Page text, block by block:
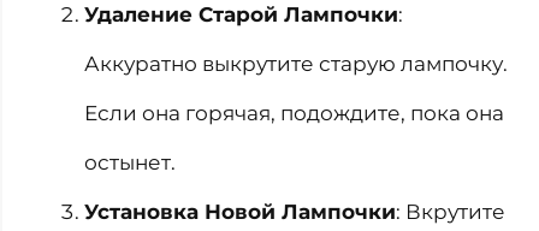
Удаление Старой Лампочки:
Аккуратно выкрутите старую лампочку.
Если она горячая, подождите, пока она
остынет.
Установка Новой Лампочки: Вкрутите